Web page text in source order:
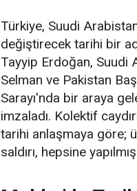
Türkiye, Suudi
değiştirecek tarihi bir
Tayyip Erdoğan, Suudi
Selman ve Pakistan
Sarayı'nda bir araya
imzaladı. Kolektif
tarihi anlaşmaya göre;
saldırı, hepsine